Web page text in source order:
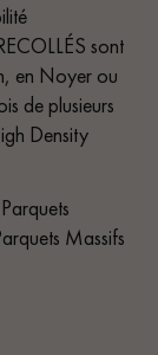
sont
en Noyer ou
de plusieurs
Density
Massifs